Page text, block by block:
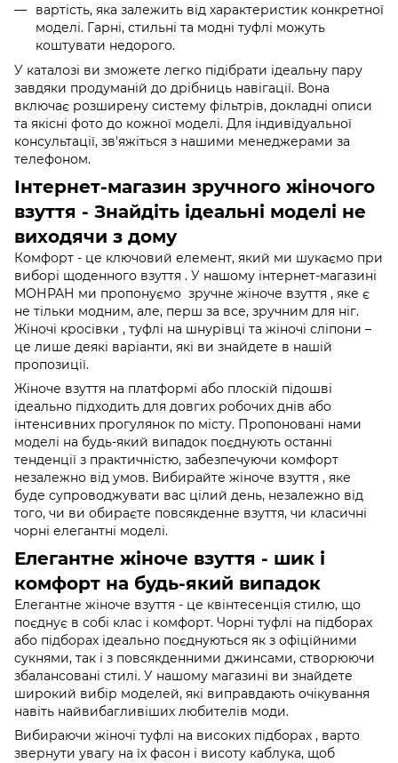
вартість, яка залежить від характеристик конкретної
моделі. Гарні, стильні та модні туфлі можуть
коштувати недорого.
У каталозі ви зможете легко підібрати ідеальну пару
завдяки продуманій до дрібниць навігації. Вона
включає розширену систему фільтрів, докладні описи
та якісні фото до кожної моделі. Для індивідуальної
консультації, зв'яжіться з нашими менеджерами за
телефоном.
Інтернет-магазин зручного жіночого
взуття - Знайдіть ідеальні моделі не
виходячи з дому
Комфорт - це ключовий елемент, який ми шукаємо при
виборі щоденного взуття . У нашому інтернет-магазині
МОНРАН ми пропонуємо зручне жіноче взуття , яке є
не тільки модним, але, перш за все, зручним для ніг.
Жіночі кросівки , туфлі на шнурівці та жіночі сліпони –
це лише деякі варіанти, які ви знайдете в нашій
пропозиції.
Жіноче взуття на платформі або плоскій підошві
ідеально підходить для довгих робочих днів або
інтенсивних прогулянок по місту. Пропоновані нами
моделі на будь-який випадок поєднують останні
тенденції з практичністю, забезпечуючи комфорт
незалежно від умов. Вибирайте жіноче взуття , яке
буде супроводжувати вас цілий день, незалежно від
того, чи ви обираєте повсякденне взуття, чи класичні
чорні елегантні моделі.
Елегантне жіноче взуття - шик і
комфорт на будь-який випадок
Елегантне жіноче взуття - це квінтесенція стилю, що
поєднує в собі клас і комфорт. Чорні туфлі на підборах
або підборах ідеально поєднуються як з офіційними
сукнями, так і з повсякденними джинсами, створюючи
збалансовані стилі. У нашому магазині ви знайдете
широкий вибір моделей, які виправдають очікування
навіть найвибагливіших любителів моди.
Вибираючи жіночі туфлі на високих підборах , варто
звернути увагу на їх фасон і висоту каблука, щоб